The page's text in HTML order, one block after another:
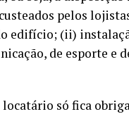
pelos
edifício; (ii)
de esporte e
só fica